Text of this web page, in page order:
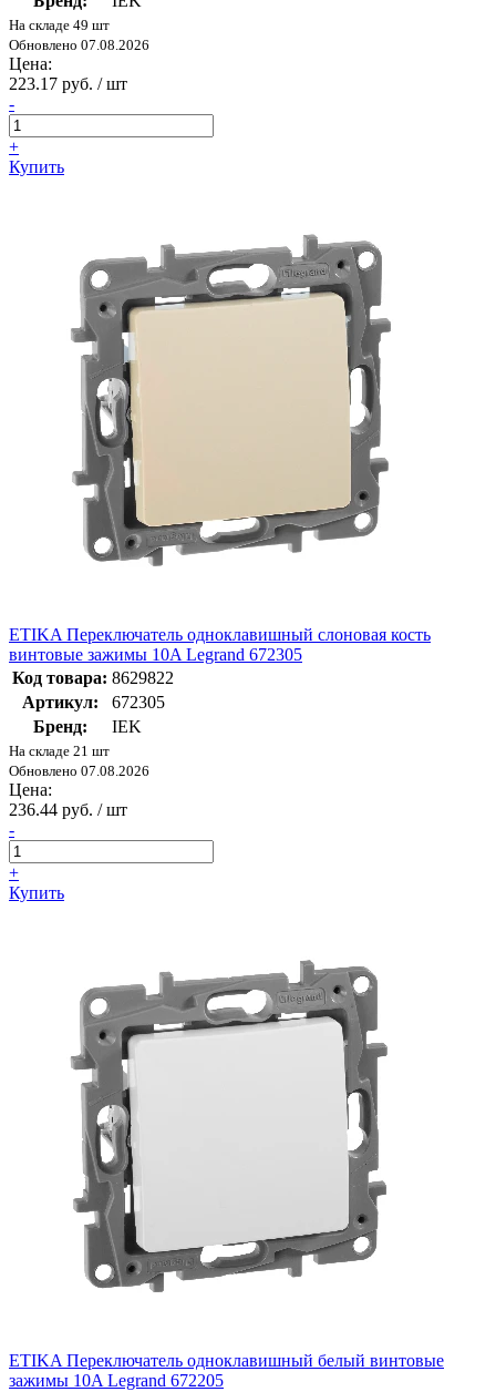
На складе 49 шт
Обновлено 07.08.2026
Цена:
223.17 руб. / шт
-
+
Купить
ETIKA Переключатель одноклавишный слоновая кость
винтовые зажимы 10A Legrand 672305
Код товара: 8629822
Артикул:
672305
Бренд:
IEK
На складе 21 шт
Обновлено 07.08.2026
Цена:
236.44 руб. / шт
-
+
Купить
ETIKA Переключатель одноклавишный белый винтовые
зажимы 10A Legrand 672205